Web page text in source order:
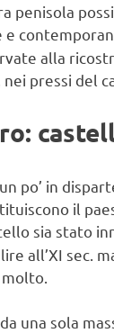
penisola
alla
pressi del
po’ in
il
sia stato
all’XI sec.
una sola